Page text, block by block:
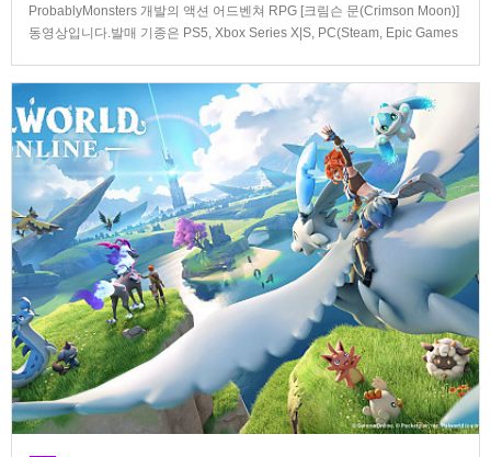
ProbablyMonsters 개발의 액션 어드벤쳐 RPG [크림슨 문(Crimson Moon)]
동영상입니다.발매 기종은 PS5, Xbox Series X|S, PC(Steam, Epic Games